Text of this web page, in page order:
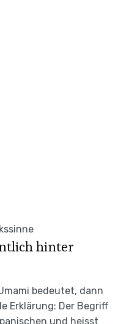
hinter
bedeutet, dann
Erklärung: Der Begriff
und heisst